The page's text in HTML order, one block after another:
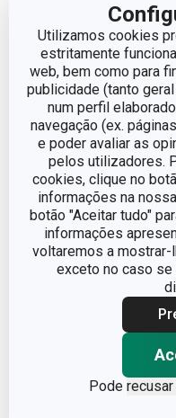
Utilizamos cookies
estritamente
web, bem como para
publicidade (tanto
num perfil
navegação (ex.
e poder avaliar as
pelos utilizadores.
cookies, clique no
informações na
botão "Aceitar tudo"
informações
voltaremos a mostrar-
exceto no caso
Pode
Taça com tampa
GrandCHEF ø 16 cm,
Disponível na loja online